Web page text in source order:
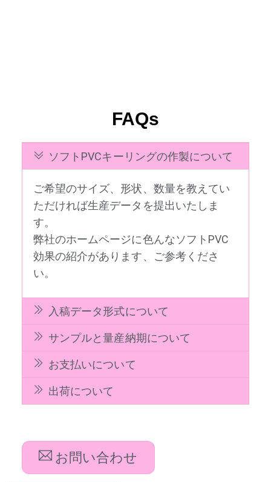
FAQs
ソフトPVCキーリングの作製について
ご希望のサイズ、形状、数量を教えてい
ただければ生産データを提出いたしま
す。
弊社のホームページに色んなソフトPVC
効果の紹介があります、ご参考くださ
い。
入稿データ形式について
サンプルと量産納期について
お支払いについて
出荷について
お問い合わせ